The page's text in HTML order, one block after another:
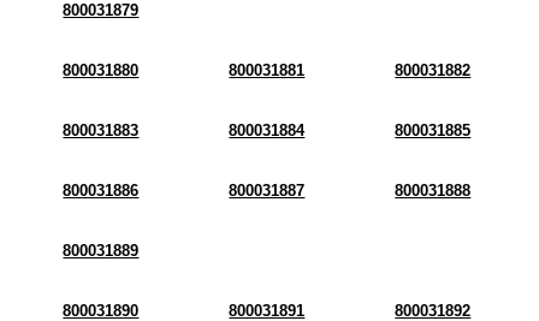
800031879
800031880 800031881 800031882
800031883 800031884 800031885
800031886 800031887 800031888
800031889
800031890 800031891 800031892